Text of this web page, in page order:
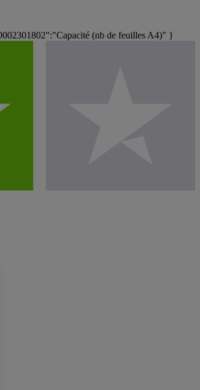
(nb de feuilles A4)" }